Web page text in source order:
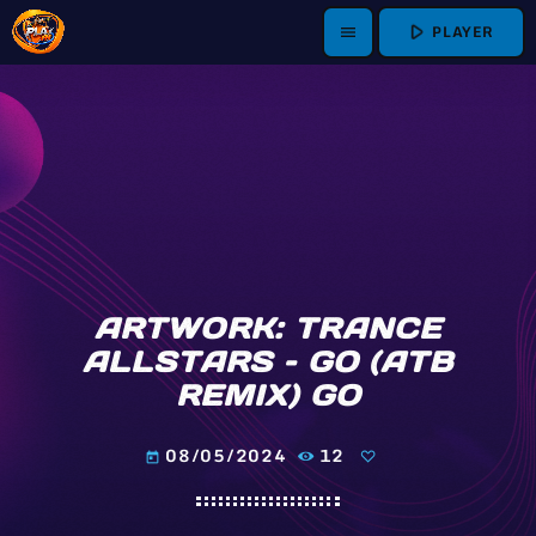
menu play_arrow PLAYER
ARTWORK: TRANCE
ALLSTARS – GO (ATB
REMIX) GO
today 08/05/2024 12